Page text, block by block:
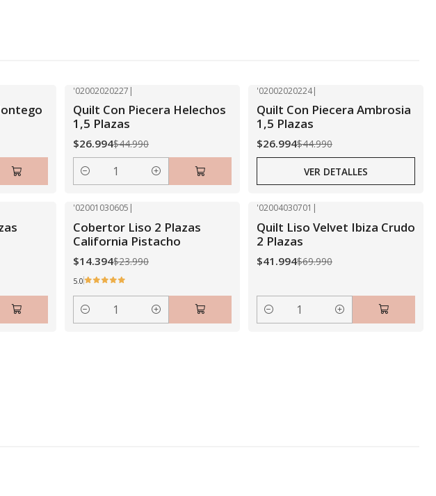
'02002020227 |
Quilt Con Piecera Helechos
1,5 Plazas
$26.994$44.990
Cantidad
Agotado
'02002020224|
Quilt Con Piecera Ambrosia
1,5 Plazas
$26.994$44.990
VER DETALLES
'02001030605 |
Cobertor Liso 2 Plazas
California Pistacho
$14.394$23.990
5.0
Cantidad
'02004030701 |
Quilt Liso Velvet Ibiza Crudo
2 Plazas
$41.994$69.990
Cantidad